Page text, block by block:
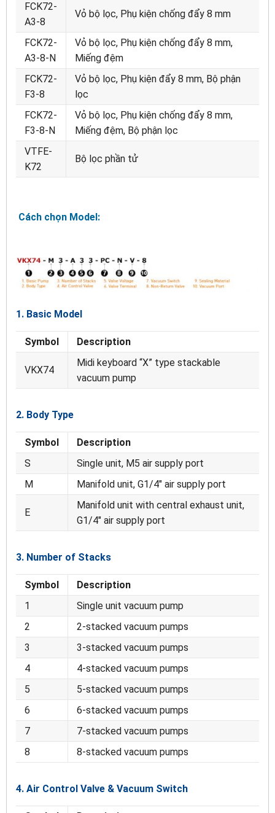
FCK72-
A3-8
Vỏ bộ lọc, Phụ kiện chống đẩy 8 mm
FCK72-
A3-8-N
Vỏ bộ lọc, Phụ kiện chống đẩy 8 mm,
Miếng đệm
FCK72-
F3-8
Vỏ bộ lọc, Phụ kiện đẩy 8 mm, Bộ phận
lọc
FCK72-
F3-8-N
Vỏ bộ lọc, Phụ kiện chống đẩy 8 mm,
Miếng đệm, Bộ phận lọc
VTFE-
K72
Bộ lọc phần tử
Cách chọn Model:
1. Basic Model
Symbol Description
VKX74
Midi keyboard “X” type stackable
vacuum pump
2. Body Type
Symbol
Description
S
Single unit, M5 air supply port
M
Manifold unit, G1/4″ air supply port
E
Manifold unit with central exhaust unit,
G1/4″ air supply port
3. Number of Stacks
Symbol
Description
1
Single unit vacuum pump
2
2-stacked vacuum pumps
3
3-stacked vacuum pumps
4
4-stacked vacuum pumps
5
5-stacked vacuum pumps
6
6-stacked vacuum pumps
7
7-stacked vacuum pumps
8
8-stacked vacuum pumps
4. Air Control Valve & Vacuum Switch